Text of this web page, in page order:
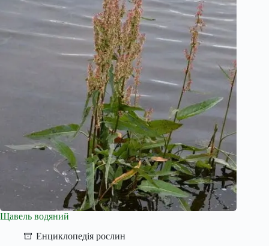
Щавель водяний
Енциклопедія рослин